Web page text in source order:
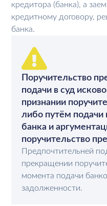
кредитора (банка), а
кредитному договору,
банка.
Поручительство
подачи в суд
признании
либо путём подачи
банка и
поручительство
Предпочтительней
прекращении
момента подачи
задолженности.